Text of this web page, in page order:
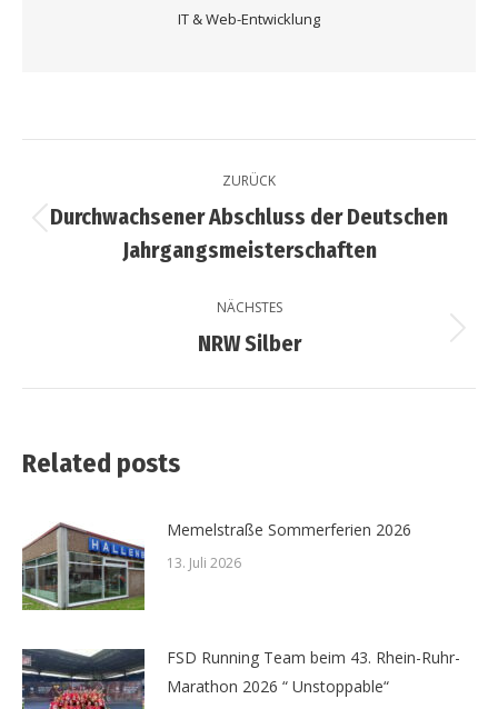
IT & Web-Entwicklung
Kommentarnavigation
ZURÜCK
Vorheriger
Beitrag:
Durchwachsener Abschluss der Deutschen
Jahrgangsmeisterschaften
NÄCHSTES
Nächster
NRW Silber
Related posts
Memelstraße Sommerferien 2026
13. Juli 2026
FSD Running Team beim 43. Rhein-Ruhr-
Marathon 2026 “ Unstoppable“